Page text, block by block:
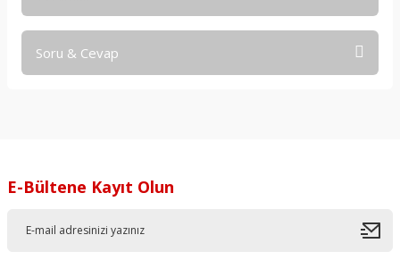
Soru & Cevap
E-Bültene Kayıt Olun